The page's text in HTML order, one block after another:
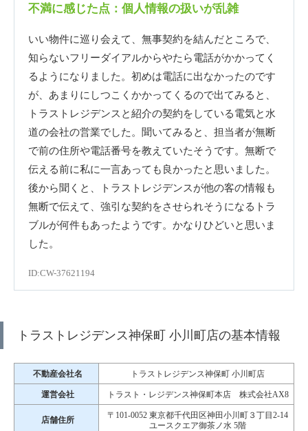
不満に感じた点：個人情報の扱いが乱雑
いい物件に巡り会えて、無事契約を結んだところで、
知らないフリーダイアルからやたら電話がかかってく
るようになりました。初めは電話に出なかったのです
が、あまりにしつこくかかってくるので出てみると、
トラストレジデンスと紹介の契約をしている電気と水
道の会社の営業でした。聞いてみると、担当者が無断
で前の住所や電話番号を教えていたそうです。無断で
伝える前に私に一言あっても良かったと思いました。
後から聞くと、トラストレジデンスが他の客の情報も
無断で伝えて、強引な契約をさせられそうになるトラ
ブルが何件もあったようです。かなりひどいと思いま
した。
ID:CW-37621194
トラストレジデンス神保町 小川町店の基本情報
不動産会社名 トラストレジデンス神保町 小川町店
運営会社 トラスト・レジデンス神保町本店 株式会社AX8
店舗住所
〒101-0052 東京都千代田区神田小川町３丁目2-14
ユースクエア御茶ノ水 5階